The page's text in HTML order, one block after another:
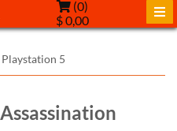
(0)
$ 0,00
5